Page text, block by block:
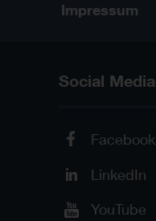
Impressum
Social Media
Facebook
LinkedIn
YouTube